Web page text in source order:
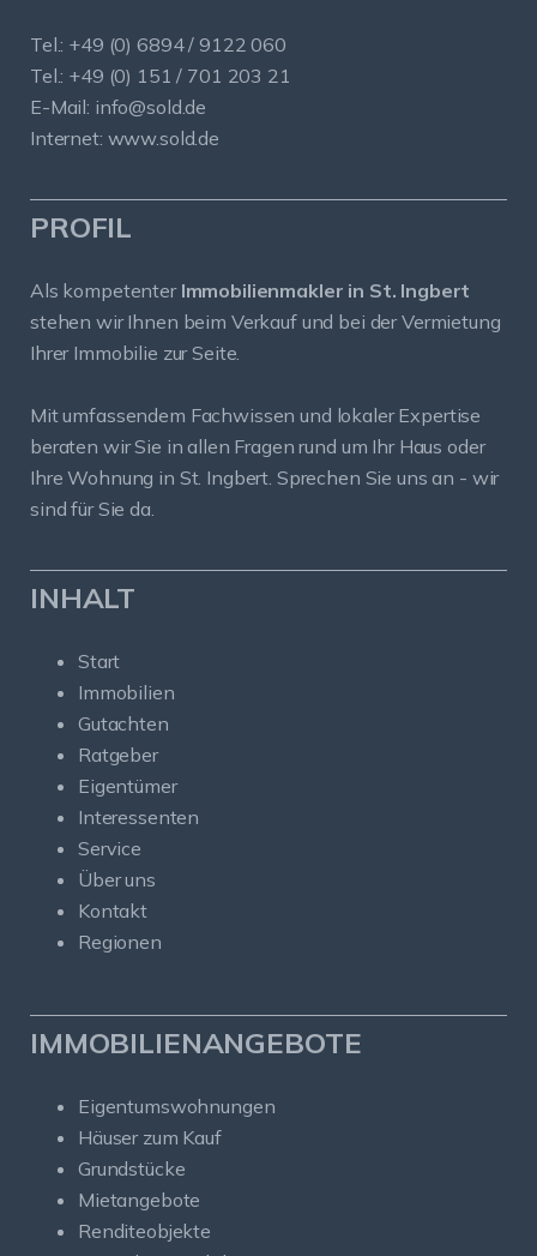
Tel.: +49 (0) 6894 / 9122 060
Tel.: +49 (0) 151 / 701 203 21
E-Mail: info@sold.de
Internet: www.sold.de
PROFIL
Als kompetenter Immobilienmakler in St. Ingbert
stehen wir Ihnen beim Verkauf und bei der Vermietung
Ihrer Immobilie zur Seite.
Mit umfassendem Fachwissen und lokaler Expertise
beraten wir Sie in allen Fragen rund um Ihr Haus oder
Ihre Wohnung in St. Ingbert. Sprechen Sie uns an - wir
sind für Sie da.
INHALT
Start
Immobilien
Gutachten
Ratgeber
Eigentümer
Interessenten
Service
Über uns
Kontakt
Regionen
IMMOBILIENANGEBOTE
Eigentumswohnungen
Häuser zum Kauf
Grundstücke
Mietangebote
Renditeobjekte